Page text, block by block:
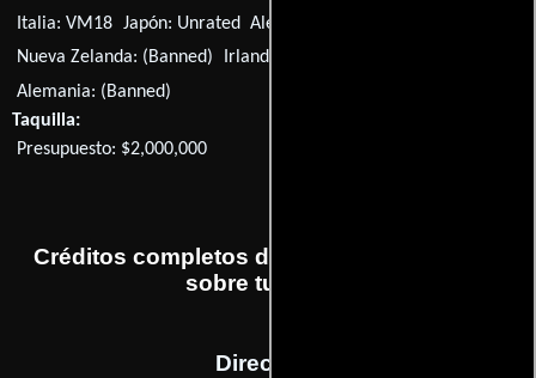
Italia: VM18 Japón: Unrated Alemania: No se ha clasificado
Nueva Zelanda: (Banned)
Irlanda: (Banned)
Alemania: (Banned)
Taquilla:
Presupuesto: $2,000,000
Créditos completos de la película Escupiré
sobre tu tumba
Dirección